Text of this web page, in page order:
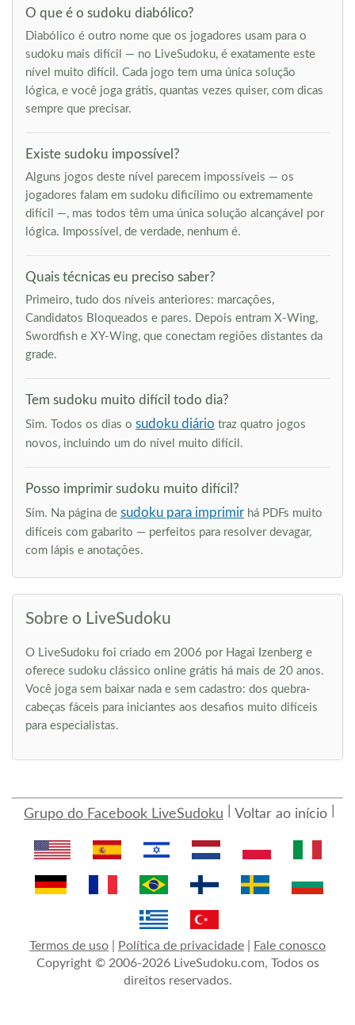
O que é o sudoku diabólico?
Diabólico é outro nome que os jogadores usam para o
sudoku mais difícil — no LiveSudoku, é exatamente este
nível muito difícil. Cada jogo tem uma única solução
lógica, e você joga grátis, quantas vezes quiser, com dicas
sempre que precisar.
Existe sudoku impossível?
Alguns jogos deste nível parecem impossíveis — os
jogadores falam em sudoku dificílimo ou extremamente
difícil —, mas todos têm uma única solução alcançável por
lógica. Impossível, de verdade, nenhum é.
Quais técnicas eu preciso saber?
Primeiro, tudo dos níveis anteriores: marcações,
Candidatos Bloqueados e pares. Depois entram X-Wing,
Swordfish e XY-Wing, que conectam regiões distantes da
grade.
Tem sudoku muito difícil todo dia?
Sim. Todos os dias o sudoku diário traz quatro jogos
novos, incluindo um do nível muito difícil.
Posso imprimir sudoku muito difícil?
Sim. Na página de sudoku para imprimir há PDFs muito
difíceis com gabarito — perfeitos para resolver devagar,
com lápis e anotações.
Sobre o LiveSudoku
O LiveSudoku foi criado em 2006 por Hagai Izenberg e
oferece sudoku clássico online grátis há mais de 20 anos.
Você joga sem baixar nada e sem cadastro: dos quebra-
cabeças fáceis para iniciantes aos desafios muito difíceis
para especialistas.
Grupo do Facebook LiveSudoku Voltar ao início
Termos de uso Política de privacidade
Fale conosco
Copyright © 2006-2026 LiveSudoku.com, Todos os
direitos reservados.